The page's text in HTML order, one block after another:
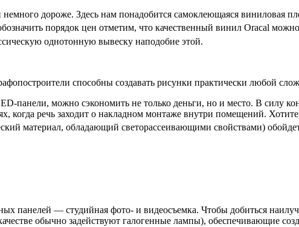
дороже. Здесь нам понадобится самоклеющаяся виниловая
порядок цен отметим, что качественный винил Oracal
однотонную вывеску наподобие этой.
способны создавать рисунки практически любой
панели, можно сэкономить не только деньги, но и место. В силу
когда речь заходит о накладном монтаже внутри помещений.
материал, обладающий светорассеивающими свойствами)
панелей — студийная фото- и видеосъемка. Чтобы добиться
обычно задействуют галогенные лампы), обеспечивающие